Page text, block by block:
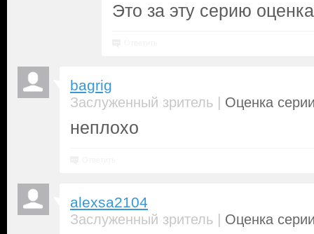
Это за эту серию
bagrig
Заслуженный зритель | Оценка
неплохо
alexsa2104
Заслуженный зритель | Оценка